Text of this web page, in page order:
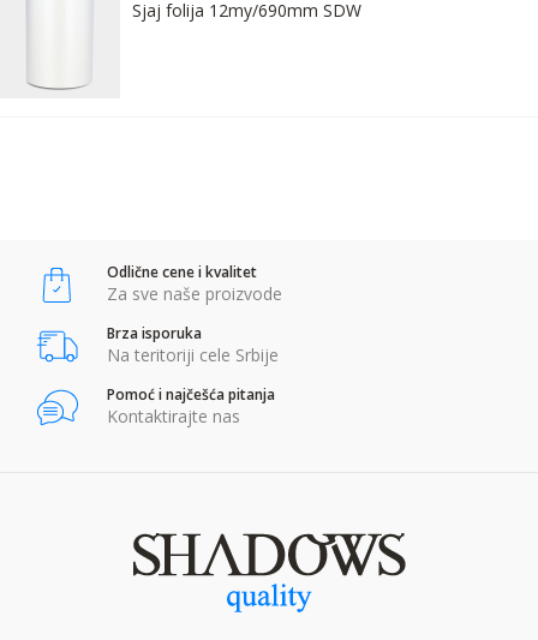
POŠALJI
Sjaj folija 12my/690mm SDW
Odlične cene i kvalitet
Za sve naše proizvode
Brza isporuka
Na teritoriji cele Srbije
Pomoć i najčešća pitanja
Kontaktirajte nas